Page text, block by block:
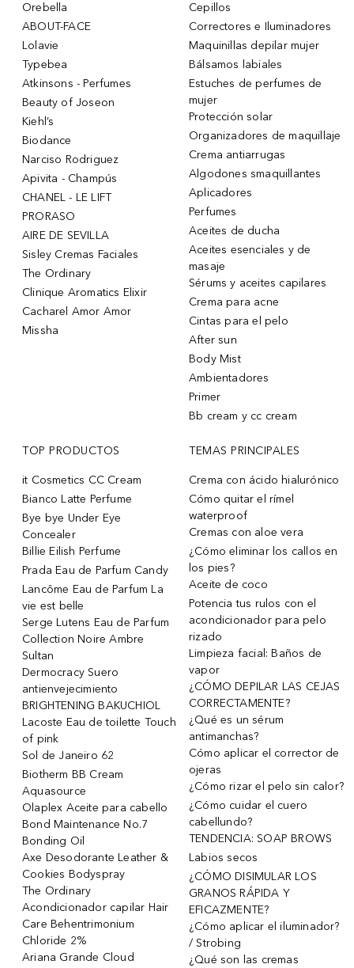
Orebella
ABOUT-FACE
Lolavie
Typebea
Atkinsons - Perfumes
Beauty of Joseon
Kiehl’s
Biodance
Narciso Rodriguez
Apivita - Champús
CHANEL - LE LIFT
PRORASO
AIRE DE SEVILLA
Sisley Cremas Faciales
The Ordinary
Clinique Aromatics Elixir
Cacharel Amor Amor
Missha
Cepillos
Correctores e Iluminadores
Maquinillas depilar mujer
Bálsamos labiales
Estuches de perfumes de
mujer
Protección solar
Organizadores de maquillaje
Crema antiarrugas
Algodones smaquillantes
Aplicadores
Perfumes
Aceites de ducha
Aceites esenciales y de
masaje
Sérums y aceites capilares
Crema para acne
Cintas para el pelo
After sun
Body Mist
Ambientadores
Primer
Bb cream y cc cream
TOP PRODUCTOS
it Cosmetics CC Cream
Bianco Latte Perfume
Bye bye Under Eye
Concealer
Billie Eilish Perfume
Prada Eau de Parfum Candy
Lancôme Eau de Parfum La
vie est belle
Serge Lutens Eau de Parfum
Collection Noire Ambre
Sultan
Dermocracy Suero
antienvejecimiento
BRIGHTENING BAKUCHIOL
Lacoste Eau de toilette Touch
of pink
Sol de Janeiro 62
Biotherm BB Cream
Aquasource
Olaplex Aceite para cabello
Bond Maintenance No.7
Bonding Oil
Axe Desodorante Leather &
Cookies Bodyspray
The Ordinary
Acondicionador capilar Hair
Care Behentrimonium
Chloride 2%
Ariana Grande Cloud
TEMAS PRINCIPALES
Crema con ácido hialurónico
Cómo quitar el rímel
waterproof
Cremas con aloe vera
¿Cómo eliminar los callos en
los pies?
Aceite de coco
Potencia tus rulos con el
acondicionador para pelo
rizado
Limpieza facial: Baños de
vapor
¿CÓMO DEPILAR LAS CEJAS
CORRECTAMENTE?
¿Qué es un sérum
antimanchas?
Cómo aplicar el corrector de
ojeras
¿Cómo rizar el pelo sin calor?
¿Cómo cuidar el cuero
cabellundo?
TENDENCIA: SOAP BROWS
Labios secos
¿CÓMO DISIMULAR LOS
GRANOS RÁPIDA Y
EFICAZMENTE?
¿Cómo aplicar el iluminador?
/ Strobing
¿Qué son las cremas